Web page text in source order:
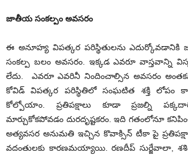
జాతీయ సంకల్పం అవసరం
ఈ అనూహ్య విపత్కర పరిస్థితులను
సంకల్ప బలం అవసరం. ఇక్కడ ఎవరూ వాస్తవాన్ని
లేదు. ఎవరూ ఎవరినీ నిందించాల్సిన అవసరం
కోవిడ్ విపత్కర పరిస్థితిలో సంఘటిత శక్తి లోపం
కోల్పోయాం. ప్రతిపక్షాలు కూడా ప్రజల్ని
మార్చుకోకపోవడం దురదృష్టకరం. ఇది గతంలోనూ
అత్యవసర అనుమతి ఇచ్చిన కొవాక్సిన్ టీకా పై
వదంతులకు కారణమయ్యాయి. రణదీప్ సుర్జేవాలా,